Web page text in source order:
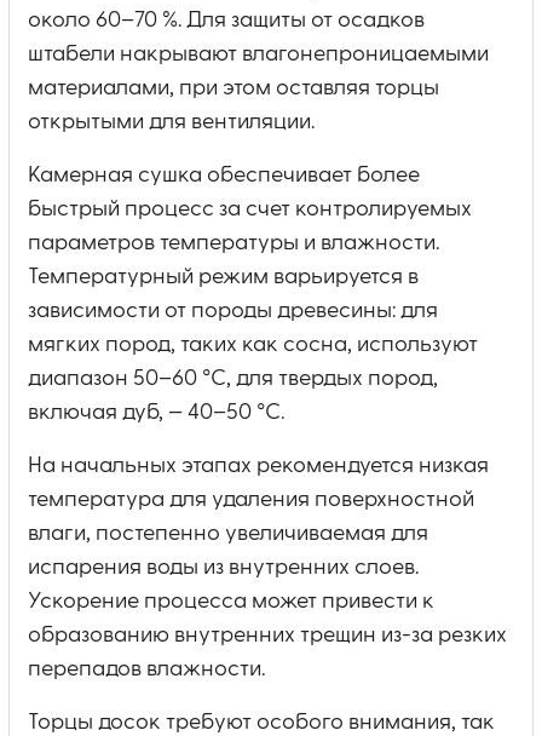
около 60–70 %. Для защиты от осадков
штабели накрывают влагонепроницаемыми
материалами, при этом оставляя торцы
открытыми для вентиляции.
Камерная сушка обеспечивает более
быстрый процесс за счет контролируемых
параметров температуры и влажности.
Температурный режим варьируется в
зависимости от породы древесины: для
мягких пород, таких как сосна, используют
диапазон 50–60 °C, для твердых пород,
включая дуб, — 40–50 °C.
На начальных этапах рекомендуется низкая
температура для удаления поверхностной
влаги, постепенно увеличиваемая для
испарения воды из внутренних слоев.
Ускорение процесса может привести к
образованию внутренних трещин из-за резких
перепадов влажности.
Торцы досок требуют особого внимания, так